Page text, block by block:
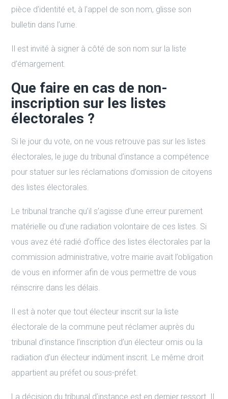
pièce d’identité et, à l’appel de son nom, glisse son
bulletin dans l’urne.
Il est invité à signer à côté de son nom sur la liste
d’émargement.
Que faire en cas de non-
inscription sur les listes
électorales ?
Si le jour du vote, on ne vous retrouve pas sur les listes
électorales, le juge du tribunal d’instance a compétence
pour statuer sur les réclamations d’omission de citoyens
des listes électorales.
Le tribunal tranche qu’il s’agisse d’une erreur purement
matérielle ou d’une radiation volontaire de ces listes. Si
vous avez été radié d’office des listes électorales par la
commission administrative, votre mairie avait l’obligation
de vous en informer afin de vous permettre de vous
réinscrire dans les délais.
Il est à noter que tout électeur inscrit sur la liste
électorale de la commune peut réclamer auprès du
tribunal d’instance l’inscription d’un électeur omis ou la
radiation d’un électeur indûment inscrit. Le même droit
appartient au préfet ou sous-préfet.
La décision du tribunal d’instance est en dernier ressort. Il